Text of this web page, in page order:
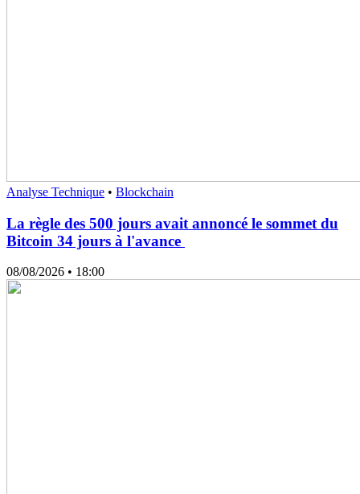
Analyse Technique • Blockchain
La règle des 500 jours avait annoncé le sommet du
Bitcoin 34 jours à l'avance
08/08/2026 • 18:00